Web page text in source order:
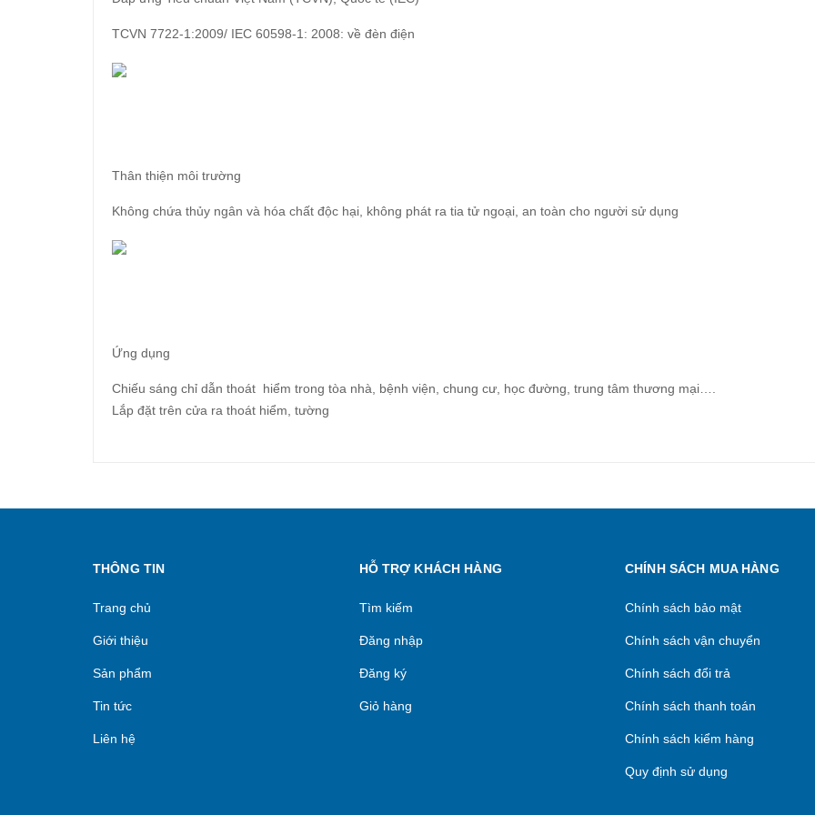
TCVN 7722-1:2009/ IEC 60598-1: 2008: về đèn điện
Thân thiện môi trường
Không chứa thủy ngân và hóa chất độc hại, không phát ra tia tử ngoại, an toàn cho người sử dụng
Ứng dụng
Chiếu sáng chỉ dẫn thoát hiểm trong tòa nhà, bệnh viện, chung cư, học đường, trung tâm thương mại….
Lắp đặt trên cửa ra thoát hiểm, tường
THÔNG TIN
Trang chủ
Giới thiệu
Sản phẩm
Tin tức
Liên hệ
HỖ TRỢ KHÁCH HÀNG
Tìm kiếm
Đăng nhập
Đăng ký
Giỏ hàng
CHÍNH SÁCH MUA HÀNG
Chính sách bảo mật
Chính sách vận chuyển
Chính sách đổi trả
Chính sách thanh toán
Chính sách kiểm hàng
Quy định sử dụng